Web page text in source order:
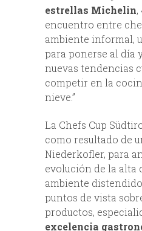
estrellas Michelin,
encuentro entre
ambiente informal,
para ponerse al día
nuevas tendencias
competir en la
nieve.”
La Chefs Cup
como resultado de
Niederkofler, para
evolución de la alta
ambiente
puntos de vista
productos,
excelencia